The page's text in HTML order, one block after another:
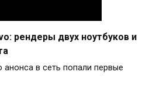
рендеры двух ноутбуков и
анонса в сеть попали первые